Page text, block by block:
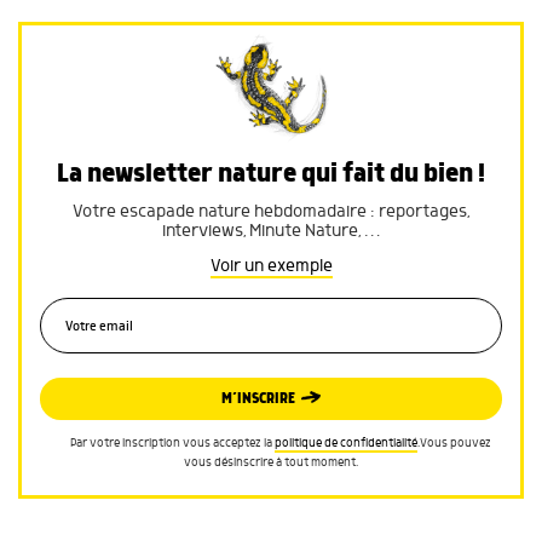
La newsletter nature qui fait du bien !
Votre escapade nature hebdomadaire : reportages,
interviews, Minute Nature, …
Voir un exemple
M’INSCRIRE
Par votre inscription vous acceptez lapolitique de confidentialité.Vous pouvez
vous désinscrire à tout moment.